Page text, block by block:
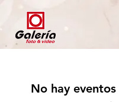
No hay